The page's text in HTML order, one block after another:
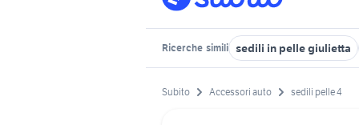
Ricerche simili sedili in pelle giulietta
Subito Accessori auto sedili pelle 4